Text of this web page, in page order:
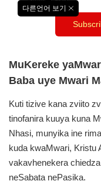
다른언어 보기
창
닫
기
수
MuKereke
Baba uye Mwari
Kuti tizive kana zviito
tinofanira kuuya kuna
Nhasi, munyika ine
kuda kwaMwari, Kristu
vakavhenekera
neSabata nePasika.